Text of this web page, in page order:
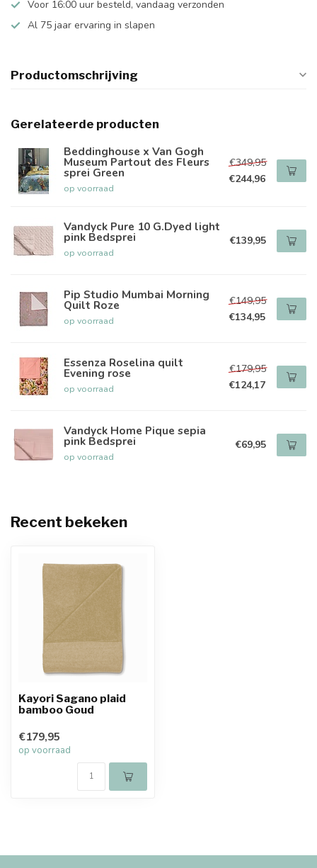
Voor 16:00 uur besteld, vandaag verzonden
Al 75 jaar ervaring in slapen
Productomschrijving
Gerelateerde producten
Beddinghouse x Van Gogh
Museum Partout des Fleurs
sprei Green
op voorraad
€349,95
€244,96
Vandyck Pure 10 G.Dyed light
pink Bedsprei
op voorraad
€139,95
Pip Studio Mumbai Morning
Quilt Roze
op voorraad
€149,95
€134,95
Essenza Roselina quilt
Evening rose
op voorraad
€179,95
€124,17
Vandyck Home Pique sepia
pink Bedsprei
op voorraad
€69,95
Recent bekeken
Kayori Sagano plaid
bamboo Goud
€179,95
op voorraad